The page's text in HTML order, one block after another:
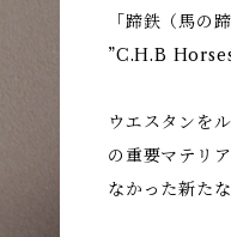
「蹄鉄（馬の
”C.H.B
ウエスタンを
の重要マテリ
なかった新た